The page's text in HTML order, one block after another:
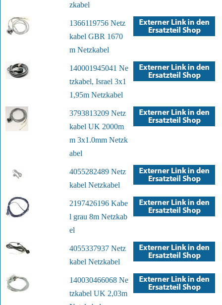
zkabel
1366119756 Netz
kabel GBR 1670
m Netzkabel
140001945041 Ne
tzkabel, Israel 3x1
1,95m Netzkabel
3793813209 Netz
kabel UK 2000m
m 3x1.0mm Netzk
abel
4055282489 Netz
kabel Netzkabel
2197426196 Kabe
l grau 8m Netzkab
el
4055337937 Netz
kabel Netzkabel
140030466068 Ne
tzkabel UK 2,03m